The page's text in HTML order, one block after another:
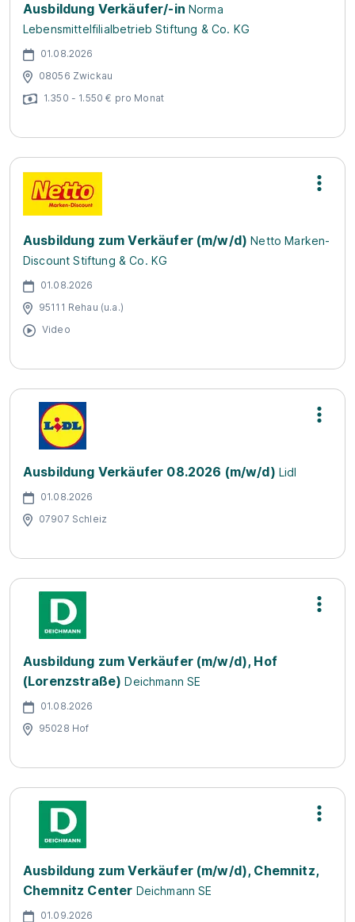
Ausbildung Verkäufer/-in Norma
Lebensmittelfilialbetrieb Stiftung & Co. KG
01.08.2026
08056 Zwickau
1.350 - 1.550 € pro Monat
Ausbildung zum Verkäufer (m/w/d) Netto Marken-
Discount Stiftung & Co. KG
01.08.2026
95111 Rehau (u.a.)
Video
Ausbildung Verkäufer 08.2026 (m/w/d) Lidl
01.08.2026
07907 Schleiz
Ausbildung zum Verkäufer (m/w/d), Hof
(Lorenzstraße) Deichmann SE
01.08.2026
95028 Hof
Ausbildung zum Verkäufer (m/w/d), Chemnitz,
Chemnitz Center Deichmann SE
01.09.2026